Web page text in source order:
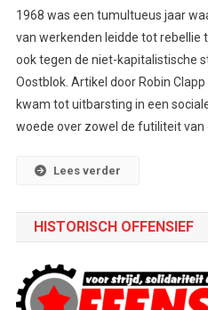
1968 was een tumultueus jaar
van werkenden leidde tot rebellie
ook tegen de niet-kapitalistische
Oostblok. Artikel door Robin
kwam tot uitbarsting in een
woede over zowel de futiliteit van
Lees verder
HISTORISCH OFFENSIEF